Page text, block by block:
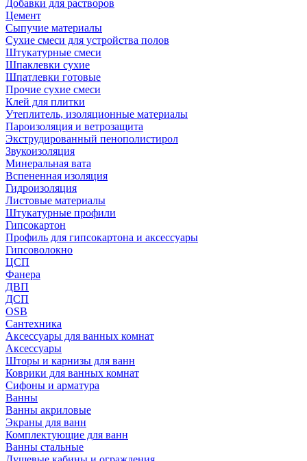
Добавки для растворов
Цемент
Сыпучие материалы
Сухие смеси для устройства полов
Штукатурные смеси
Шпаклевки сухие
Шпатлевки готовые
Прочие сухие смеси
Клей для плитки
Утеплитель, изоляционные материалы
Пароизоляция и ветрозащита
Экструдированный пенополистирол
Звукоизоляция
Минеральная вата
Вспененная изоляция
Гидроизоляция
Листовые материалы
Штукатурные профили
Гипсокартон
Профиль для гипсокартона и аксессуары
Гипсоволокно
ЦСП
Фанера
ДВП
ДСП
OSB
Сантехника
Аксессуары для ванных комнат
Аксессуары
Шторы и карнизы для ванн
Коврики для ванных комнат
Сифоны и арматура
Ванны
Ванны акриловые
Экраны для ванн
Комплектующие для ванн
Ванны стальные